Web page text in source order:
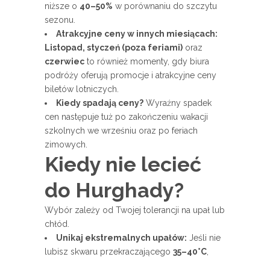
niższe o 40–50% w porównaniu do szczytu
sezonu.
Atrakcyjne ceny w innych miesiącach:
Listopad, styczeń (poza feriami) oraz
czerwiec to również momenty, gdy biura
podróży oferują promocje i atrakcyjne ceny
biletów lotniczych.
Kiedy spadają ceny? Wyraźny spadek
cen następuje tuż po zakończeniu wakacji
szkolnych we wrześniu oraz po feriach
zimowych.
Kiedy nie lecieć
do Hurghady?
Wybór zależy od Twojej tolerancji na upał lub
chłód.
Unikaj ekstremalnych upałów: Jeśli nie
lubisz skwaru przekraczającego 35–40°C